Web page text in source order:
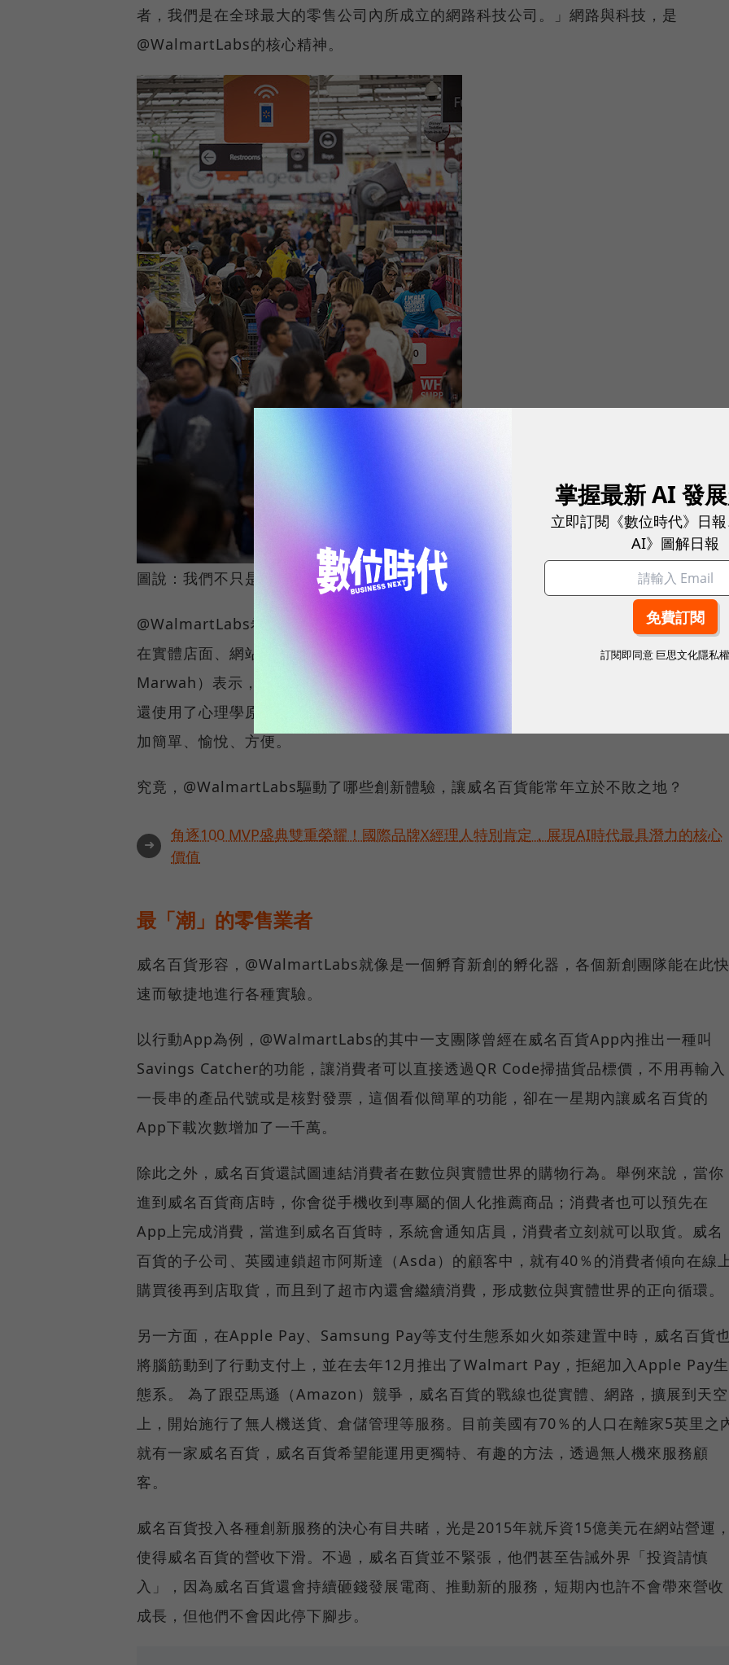
者，我們是在全球最大的零售公司內所成立的網路科技公司。」網路與科技，是
@WalmartLabs的核心精神。
圖說：我們不只是一家開設在矽谷的零售業者，我們是網路科技公司。
@WalmartLabs希望能運用各種嶄新科技，重新定義消費者的購物體驗──無論他們是
在實體店面、網站，還是手機上。@WalmartLabs的認知科學家翁．瑪沃（Om
Marwah）表示，傳統來說，資料科學主要是由數據分析所驅動的，但@WalmartLabs
還使用了心理學原理，甚至加入地理學，分析人與空間的關係，讓消費者的購物體驗更
加簡單、愉悅、方便。
究竟，@WalmartLabs驅動了哪些創新體驗，讓威名百貨能常年立於不敗之地？
➜
角逐100 MVP盛典雙重榮耀！國際品牌X經理人特別肯定，展現AI時代最具潛力的核心
價值
最「潮」的零售業者
威名百貨形容，@WalmartLabs就像是一個孵育新創的孵化器，各個新創團隊能在此快
速而敏捷地進行各種實驗。
以行動App為例，@WalmartLabs的其中一支團隊曾經在威名百貨App內推出一種叫
Savings Catcher的功能，讓消費者可以直接透過QR Code掃描貨品標價，不用再輸入
一長串的產品代號或是核對發票，這個看似簡單的功能，卻在一星期內讓威名百貨的
App下載次數增加了一千萬。
除此之外，威名百貨還試圖連結消費者在數位與實體世界的購物行為。舉例來說，當你
進到威名百貨商店時，你會從手機收到專屬的個人化推薦商品；消費者也可以預先在
App上完成消費，當進到威名百貨時，系統會通知店員，消費者立刻就可以取貨。威名
百貨的子公司、英國連鎖超市阿斯達（Asda）的顧客中，就有40％的消費者傾向在線
購買後再到店取貨，而且到了超市內還會繼續消費，形成數位與實體世界的正向循環。
另一方面，在Apple Pay、Samsung Pay等支付生態系如火如荼建置中時，威名百貨
將腦筋動到了行動支付上，並在去年12月推出了Walmart Pay，拒絕加入Apple Pay生
態系。 為了跟亞馬遜（Amazon）競爭，威名百貨的戰線也從實體、網路，擴展到天空
上，開始施行了無人機送貨、倉儲管理等服務。目前美國有70％的人口在離家5英里之
就有一家威名百貨，威名百貨希望能運用更獨特、有趣的方法，透過無人機來服務顧
客。
威名百貨投入各種創新服務的決心有目共睹，光是2015年就斥資15億美元在網站營運
使得威名百貨的營收下滑。不過，威名百貨並不緊張，他們甚至告誡外界「投資請慎
入」，因為威名百貨還會持續砸錢發展電商、推動新的服務，短期內也許不會帶來營收
成長，但他們不會因此停下腳步。
掌握最新 AI 發
立即訂閱《數位時代》日
AI》圖解日報
訂閱即同意 巨思文化隱私